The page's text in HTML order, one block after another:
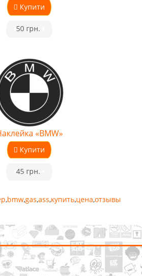
Купити
50 грн.
«BMW»
Купити
45 грн.
,bmw,gas,ass,купить,цена,отзывы